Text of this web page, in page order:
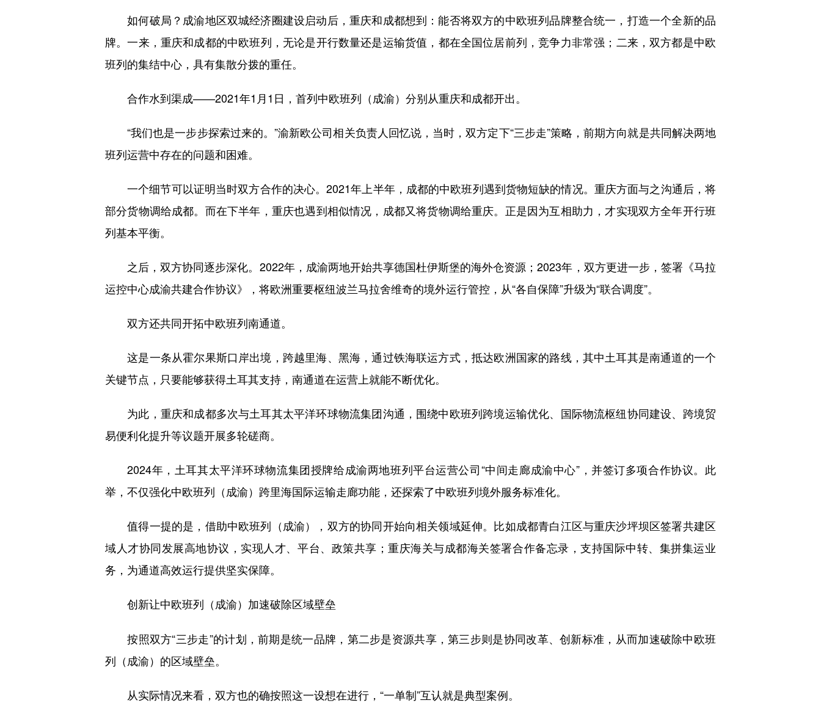
如何破局？成渝地区双城经济圈建设启动后，重庆和成都想到：能否将双方的中欧班列品牌整合统一，打造一个全新的品
牌。一来，重庆和成都的中欧班列，无论是开行数量还是运输货值，都在全国位居前列，竞争力非常强；二来，双方都是中欧
班列的集结中心，具有集散分拨的重任。
合作水到渠成——2021年1月1日，首列中欧班列（成渝）分别从重庆和成都开出。
“我们也是一步步探索过来的。”渝新欧公司相关负责人回忆说，当时，双方定下“三步走”策略，前期方向就是共同解决两地
班列运营中存在的问题和困难。
一个细节可以证明当时双方合作的决心。2021年上半年，成都的中欧班列遇到货物短缺的情况。重庆方面与之沟通后，将
部分货物调给成都。而在下半年，重庆也遇到相似情况，成都又将货物调给重庆。正是因为互相助力，才实现双方全年开行班
列基本平衡。
之后，双方协同逐步深化。2022年，成渝两地开始共享德国杜伊斯堡的海外仓资源；2023年，双方更进一步，签署《马拉
运控中心成渝共建合作协议》，将欧洲重要枢纽波兰马拉舍维奇的境外运行管控，从“各自保障”升级为“联合调度”。
双方还共同开拓中欧班列南通道。
这是一条从霍尔果斯口岸出境，跨越里海、黑海，通过铁海联运方式，抵达欧洲国家的路线，其中土耳其是南通道的一个
关键节点，只要能够获得土耳其支持，南通道在运营上就能不断优化。
为此，重庆和成都多次与土耳其太平洋环球物流集团沟通，围绕中欧班列跨境运输优化、国际物流枢纽协同建设、跨境贸
易便利化提升等议题开展多轮磋商。
2024年，土耳其太平洋环球物流集团授牌给成渝两地班列平台运营公司“中间走廊成渝中心”，并签订多项合作协议。此
举，不仅强化中欧班列（成渝）跨里海国际运输走廊功能，还探索了中欧班列境外服务标准化。
值得一提的是，借助中欧班列（成渝），双方的协同开始向相关领域延伸。比如成都青白江区与重庆沙坪坝区签署共建区
域人才协同发展高地协议，实现人才、平台、政策共享；重庆海关与成都海关签署合作备忘录，支持国际中转、集拼集运业
务，为通道高效运行提供坚实保障。
创新让中欧班列（成渝）加速破除区域壁垒
按照双方“三步走”的计划，前期是统一品牌，第二步是资源共享，第三步则是协同改革、创新标准，从而加速破除中欧班
列（成渝）的区域壁垒。
从实际情况来看，双方也的确按照这一设想在进行，“一单制”互认就是典型案例。